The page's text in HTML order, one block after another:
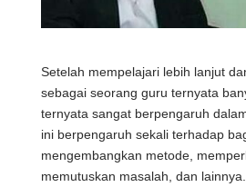
Setelah mempelajari lebih lanjut
sebagai seorang guru ternyata
ternyata sangat berpengaruh
ini berpengaruh sekali terhadap
mengembangkan metode,
memutuskan masalah, dan